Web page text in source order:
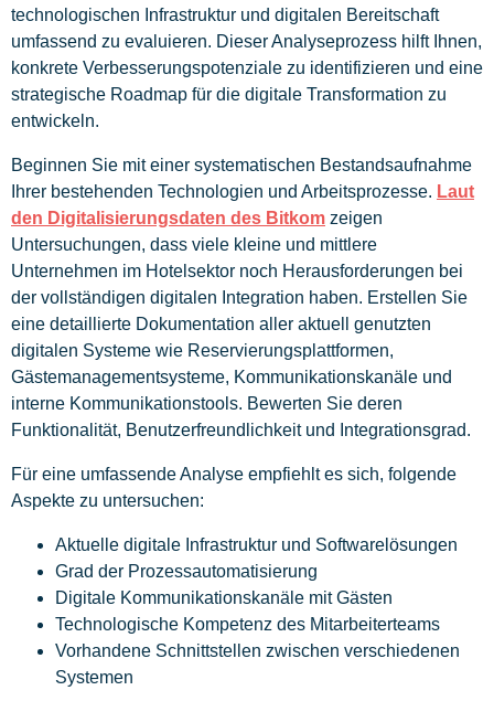
technologischen Infrastruktur und digitalen Bereitschaft
umfassend zu evaluieren. Dieser Analyseprozess hilft Ihnen,
konkrete Verbesserungspotenziale zu identifizieren und eine
strategische Roadmap für die digitale Transformation zu
entwickeln.
Beginnen Sie mit einer systematischen Bestandsaufnahme
Ihrer bestehenden Technologien und Arbeitsprozesse. Laut
den Digitalisierungsdaten des Bitkom zeigen
Untersuchungen, dass viele kleine und mittlere
Unternehmen im Hotelsektor noch Herausforderungen bei
der vollständigen digitalen Integration haben. Erstellen Sie
eine detaillierte Dokumentation aller aktuell genutzten
digitalen Systeme wie Reservierungsplattformen,
Gästemanagementsysteme, Kommunikationskanäle und
interne Kommunikationstools. Bewerten Sie deren
Funktionalität, Benutzerfreundlichkeit und Integrationsgrad.
Für eine umfassende Analyse empfiehlt es sich, folgende
Aspekte zu untersuchen:
Aktuelle digitale Infrastruktur und Softwarelösungen
Grad der Prozessautomatisierung
Digitale Kommunikationskanäle mit Gästen
Technologische Kompetenz des Mitarbeiterteams
Vorhandene Schnittstellen zwischen verschiedenen
Systemen